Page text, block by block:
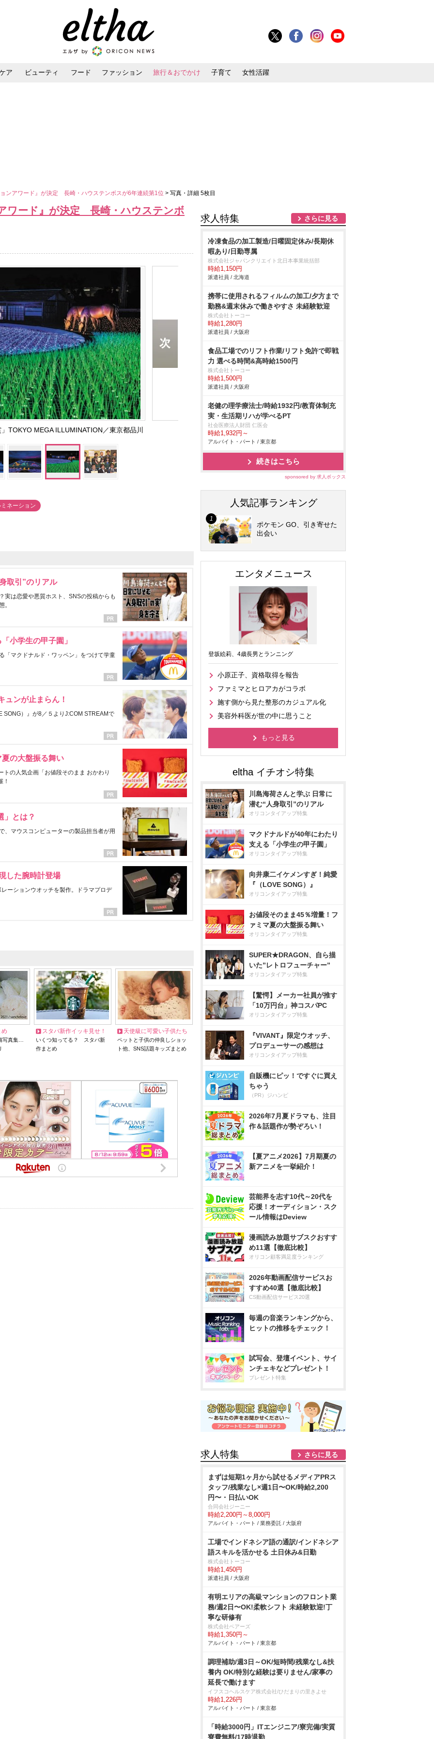
ア ビューティ フード ファッション 旅行＆おでかけ 子育て 女性活躍
ンアワード』が決定 長崎・ハウステンボスが6年連続第1位 > 写真・詳細 5枚目
ワード』が決定 長崎・ハウステンボ
TOKYO MEGA ILLUMINATION／東京都品川
ネーション
取引”のリアル
実は恋愛や悪質ホスト、SNSの投稿からも
。
小学生の甲子園」
「マクドナルド・ワッペン」をつけて学童
ュンが止まらん！
SONG）』が8／５よりJ:COM STREAMで
の大盤振る舞い
の人気企画「お値段そのまま おかわり
！
」とは？
、マウスコンピューターの製品担当者が用
した腕時計登場
ーションウオッチを製作。ドラマプロデ
め
写真集…
スタバ新作イッキ見せ！
いくつ知ってる？ スタバ新
作まとめ
天使級に可愛い子供たち
ペットと子供の仲良しショッ
ト他、SNS話題キッズまとめ
求人特集 さらに見る
冷凍食品の加工製造/日曜固定休み/長期休
暇あり/日勤専属
株式会社ジャパンクリエイト北日本事業統括部
時給1,150円
派遣社員 / 北海道
携帯に使用されるフィルムの加工/夕方まで
勤務&週末休みで働きやすさ 未経験歓迎
株式会社トーコー
時給1,280円
派遣社員 / 大阪府
食品工場でのリフト作業/リフト免許で即戦
力 選べる時間&高時給1500円
株式会社トーコー
時給1,500円
派遣社員 / 大阪府
老健の理学療法士/時給1932円/教育体制充
実・生活期リハが学べるPT
社会医療法人財団 仁医会
時給1,932円～
アルバイト・パート / 東京都
続きはこちら
sponsored by 求人ボックス
人気記事ランキング
ポケモン GO、引き寄せた
出会い
エンタメニュース
登坂絵莉、4歳長男とランニング
小原正子、資格取得を報告
ファミマとヒロアカがコラボ
施す側から見た整形のカジュアル化
美容外科医が世の中に思うこと
もっと見る
川島海荷さんと学ぶ 日常に
潜む“人身取引”のリアル
オリコンタイアップ特集
マクドナルドが40年にわたり
支える「小学生の甲子園」
オリコンタイアップ特集
向井康二イケメンすぎ！純愛
『（LOVE SONG）』
オリコンタイアップ特集
お値段そのまま45％増量！フ
ァミマ夏の大盤振る舞い
オリコンタイアップ特集
SUPER★DRAGON、自ら描
いた”レトロフューチャー”
オリコンタイアップ特集
【驚愕】メーカー社員が推す
「10万円台」神コスパPC
オリコンタイアップ特集
『VIVANT』限定ウオッチ、
プロデューサーの感想は
オリコンタイアップ特集
自販機にピッ！ですぐに買え
ちゃう
（PR）ジハンピ
2026年7月夏ドラマも、注目
作＆話題作が勢ぞろい！
【夏アニメ2026】7月期夏の
新アニメを一挙紹介！
芸能界を志す10代～20代を
応援！オーディション・スク
ール情報はDeview
漫画読み放題サブスクおすす
め11選【徹底比較】
オリコン顧客満足度ランキング
2026年動画配信サービスお
すすめ40選【徹底比較】
CS動画配信サービス20選
毎週の音楽ランキングから、
ヒットの推移をチェック！
試写会、登壇イベント、サイ
ンチェキなどプレゼント！
プレゼント特集
求人特集 さらに見る
まずは短期1ヶ月から試せるメディアPRス
タッフ/残業なし×週1日〜OK/時給2,200
円〜・日払いOK
合同会社ジーニー
時給2,200円～8,000円
アルバイト・パート / 業務委託 / 大阪府
工場でインドネシア語の通訳/インドネシア
語スキルを活かせる 土日休み&日勤
株式会社トーコー
時給1,450円
派遣社員 / 大阪府
有明エリアの⾼級マンションのフロント業
務/週2⽇〜OK!柔軟シフト 未経験歓迎!丁
寧な研修有
株式会社ベアーズ
時給1,350円～
アルバイト・パート / 東京都
調理補助/週3日～OK/短時間/残業なし&扶
養内 OK/特別な経験は要りません/家事の
延長で働けます
イフスコヘルスケア株式会社/ひだまりの里きよせ
時給1,226円
アルバイト・パート / 東京都
「時給3000円」ITエンジニア/寮完備/実質
寮費無料/17時退勤